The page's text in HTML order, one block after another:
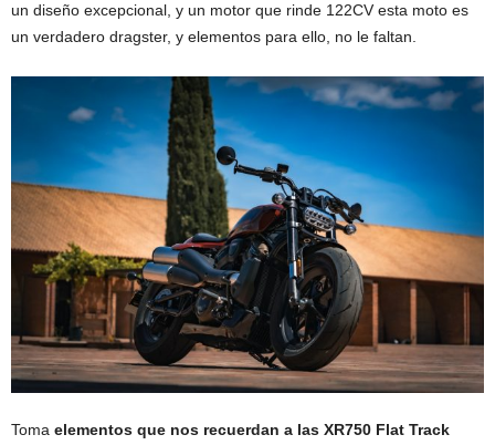
un diseño excepcional, y un motor que rinde 122CV esta moto es
un verdadero dragster, y elementos para ello, no le faltan.
Toma elementos que nos recuerdan a las XR750 Flat Track